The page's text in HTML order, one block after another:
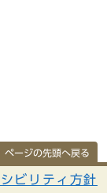
ページの先頭へ戻る
ビリティ方針